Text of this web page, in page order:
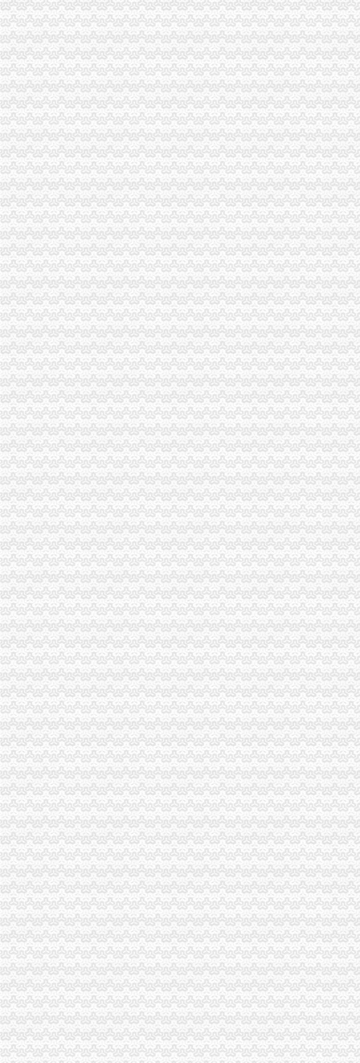
周朝东局代办注销分公司长到江津局调研工作
大足县工商局局长杨心健的代办注销分公司调研文章入选《2006中国思想政工
郭翔副局长、重庆分公司注销高印平副巡视员率领直属局组织企业赴万州开展
永川工商局重庆分公司注销三措并举着力规范和发展中介机构
北碚局代理注销分公司缙云工商所五项措施推进工商所12315分类监管平台应用
一季度流通环节食品安全况分析
永川局重庆分公司注销扎实开展2007红盾护农行动
渝中局重庆分公司注销全力筹备全国二十城区工商局长工作研讨会
高新园分局重庆分公司注销采取四项措施提高执法质量
永川区出台实施品牌战略措施
沙坪坝局分公司营业执照注销四项措施化队伍建设
垫江局重庆注销税务五措施扎实推进风廉政建设
奉节局分公司营业执照注销五措施化广告监督管理
垫江局重庆分公司注销采取一次告知措施提高年检效率
市分公司营业执照注销工商局召开全市工商系统风廉政建设暨纪检监察工作会议
重庆公司注销
[社区热点]我们烈要求万州区纠正重庆市万州区国土资源局
重庆撤销北部新区两江新区架构整合再下一局-搜狐财经
重庆烤鱼店装修设计公司|空间|室内设计|已注销-原创作品-站酷（
重庆分公司撤销
新世纪（002280）撤销子公司1000万元_股票频道_同花顺财经
TCL手机渠道大变革取消分公司倚重经销商-企业动态
重庆转让绿建筑标识取消三年申请资格|人居环境科技网|科技改善人
代理注销分公司
公司注销_北京公司注销_公司注销流程_北京公司注销代理
【58同城】邯郸丛台市委公司注销服务_公司注销代理_公司注销费用
【58同城】柳州鱼峰白莲公司注销服务_公司注销代理_公司注销费用
代办注销分公司
代办花都公司公司注销或变更,吊销转注销,来了就让您满意,【今日
【图】公司执照被吊销了会怎样用不用转为注销专业代办_北京公司注
【赣州公司注册代办子公司分公司注册流程及价格工商注销】-赣州易
分公司营业执照注销
信贷公司注销营业执照后仍“正常经营”多难监管_新浪新闻
价办理公司营业执照注销-广州58同城
公司被吊销营业执照与公司被注销有什么区别？-律界
重庆注销税务
青岛开票-青岛票-青岛发票税务代理中心-
个体户税费却越来越高,可否只注销国税呀？_重庆包听|E都市
【58同城】青岛公司注销服务_公司注销代理_公司注销费用
重庆注销分公司
西安公司注销_外资公司注销_外资公司注册流程及费用_欣雅财务
骄王股份关于注销全资子公司的公告_公司公告_新三板市场_中金在线
重庆市食品品监督管理局永川区分局2017年度《食品流通许可证》
重庆分公司注销
重庆大渡口公司注册注销_重庆江北观音桥公司注册_重庆列举网
【重庆公司注销】_列表网
6家支付机构牌照被注销行业步入存量洗牌期-经济频道